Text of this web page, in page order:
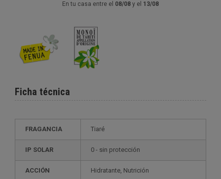
En tu casa entre el 08/08 y el 13/08
Ficha técnica
FRAGANCIA Tiaré
IP SOLAR 0 - sin protección
ACCIÓN Hidratante, Nutrición